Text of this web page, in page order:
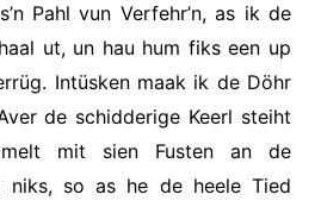
Pahl vun Verfehr’n, as ik de
ut, un hau hum fiks een up
Intüsken maak ik de Döhr
de schidderige Keerl steiht
mit sien Fusten an de
niks, so as he de heele Tied